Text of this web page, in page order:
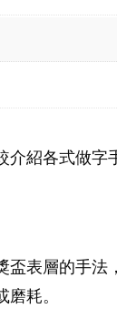
紹各式做字
表層的手法
耗。